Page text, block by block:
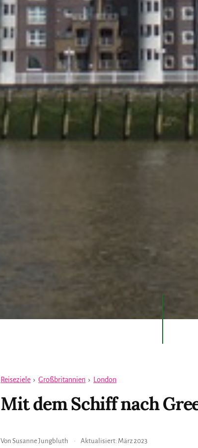
Reiseziele › Großbritannien › London
Mit dem Schiff nach
Von Susanne Jungbluth Aktualisiert: März 2023